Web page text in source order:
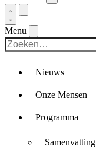
Menu
Nieuws
Onze Mensen
Programma
Samenvatting